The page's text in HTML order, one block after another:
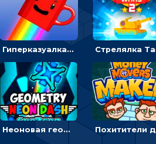
Гиперказуалка Летающая чашка кофе: двигаться и собирать кубики сахара
Неоновая геометрия: прыгай через препятствия и собирай шары